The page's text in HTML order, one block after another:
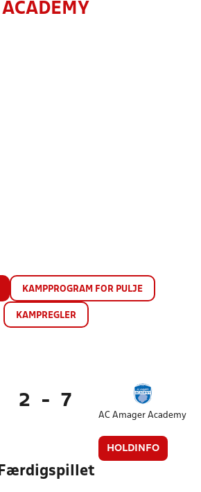
ACADEMY
KAMPPROGRAM FOR PULJE
KAMPREGLER
2 - 7
AC Amager Academy
HOLDINFO
Færdigspillet